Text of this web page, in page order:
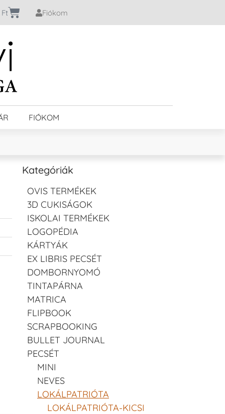
Ft Fiókom
FIÓKOM
Kategóriák
OVIS TERMÉKEK
3D CUKISÁGOK
ISKOLAI TERMÉKEK
LOGOPÉDIA
KÁRTYÁK
EX LIBRIS PECSÉT
DOMBORNYOMÓ
TINTAPÁRNA
MATRICA
FLIPBOOK
SCRAPBOOKING
BULLET JOURNAL
PECSÉT
MINI
NEVES
LOKÁLPATRIÓTA
LOKÁLPATRIÓTA-KICSI